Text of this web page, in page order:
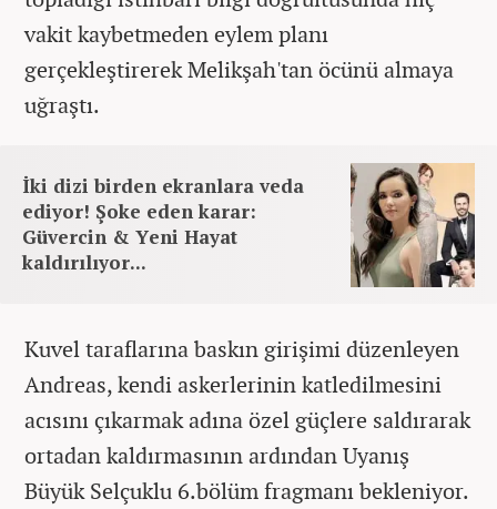
vakit kaybetmeden eylem planı
gerçekleştirerek Melikşah'tan öcünü almaya
uğraştı.
İki dizi birden ekranlara veda
ediyor! Şoke eden karar:
Güvercin & Yeni Hayat
kaldırılıyor...
Kuvel taraflarına baskın girişimi düzenleyen
Andreas, kendi askerlerinin katledilmesini
acısını çıkarmak adına özel güçlere saldırarak
ortadan kaldırmasının ardından Uyanış
Büyük Selçuklu 6.bölüm fragmanı bekleniyor.